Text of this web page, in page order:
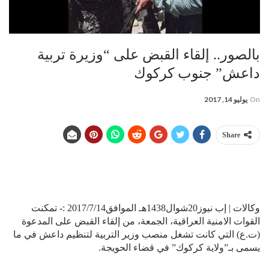
بالصور.. إلقاء القبض على “وزيرة تربية
داعش” جنوب كركوك
On يوليو 14, 2017
Share
وكالات | إب نيوز20شوال1438هـ الموافق2017/7/14 :- تمكنت
القوات الامنية العراقية، الجمعة، من إلقاء القبض على المدعوة
(ت.ع) التي كانت تشغل منصب وزير التربية لتنظيم داعش في ما
يسمى بـ”ولاية كركوك” في قضاء الحويجة.